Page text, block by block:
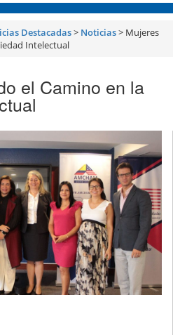
Destacadas> Noticias> Mujeres
Intelectual
el Camino en la